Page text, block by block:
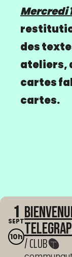
Mercredi
des
ateliers,
cartes
cartes.
1
SEPT
10h/ CLUB